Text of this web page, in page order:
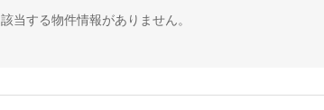
該当する物件情報がありません。